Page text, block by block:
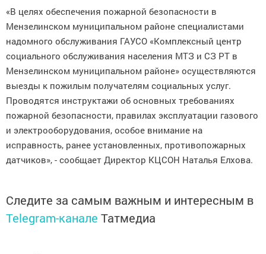
«В целях обеспечения пожарной безопасности в
Мензелинском муниципальном районе специалистами
надомного обслуживания ГАУСО «Комплексный центр
социального обслуживания населения МТЗ и СЗ РТ в
Мензелинском муниципальном районе» осуществляются
выезды к пожилым получателям социальных услуг.
Проводятся инструктажи об основных требованиях
пожарной безопасности, правилах эксплуатации газового
и электрооборудования, особое внимание на
исправность, ранее установленных, противопожарных
датчиков», - сообщает Директор КЦСОН Наталья Елхова.
Следите за самым важным и интересным в
Telegram-канале Татмедиа